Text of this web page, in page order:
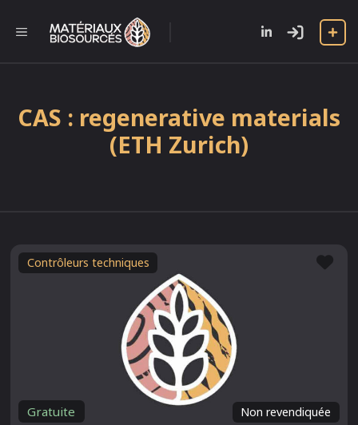
contenu
MENU
CAS : regenerative materials
(ETH Zurich)
Non revendiquée
Gratuite
Contrôleurs techniques